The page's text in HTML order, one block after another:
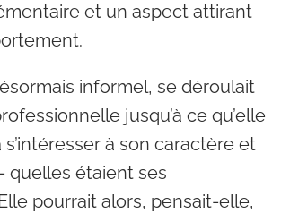
et un aspect attirant
informel, se déroulait
jusqu’à ce qu’elle
à son caractère et
quelles étaient ses
pourrait alors, pensait-elle,